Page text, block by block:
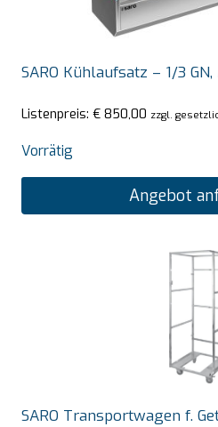
SARO Kühlaufsatz – 1/3
Listenpreis: € 850,00 zzgl.
Vorrätig
Angebot
SARO Transportwagen f.